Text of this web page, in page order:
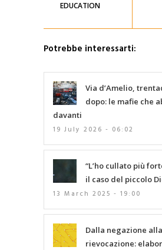
EDUCATION
Potrebbe interessarti:
Via d’Amelio,
dopo: le mafie che
davanti
19 July 2026 - 06:02
“L’ho cullato più
il caso del piccolo
13 March 2025 - 19:00
Dalla negazione alla
rievocazione: